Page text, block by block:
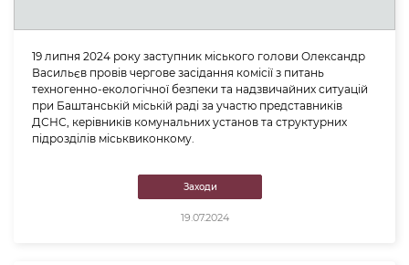
19 липня 2024 року заступник міського голови Олександр
Васильєв провів чергове засідання комісії з питань
техногенно-екологічної безпеки та надзвичайних ситуацій
при Баштанській міській раді за участю представників
ДСНС, керівників комунальних установ та структурних
підрозділів міськвиконкому.
Заходи
19.07.2024